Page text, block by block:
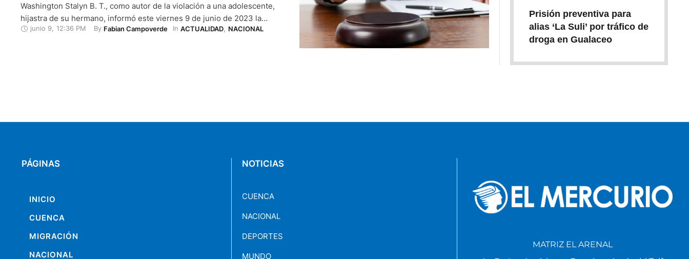
Washington Stalyn B. T., como autor de la violación a una adolescente,
hijastra de su hermano, informó este viernes 9 de junio de 2023 la
Fiscalía General del Estado. En su resolución, los jueces también
junio 9 12:36 PM By Fabian Campoverde In ACTUALIDAD, NACIONAL
Prisión preventiva para
alias ‘La Suli’ por tráfico de
droga en Gualaceo
PÁGINAS
INICIO
CUENCA
MIGRACIÓN
NACIONAL
NOTICIAS
CUENCA
NACIONAL
DEPORTES
MUNDO
MATRIZ EL ARENAL